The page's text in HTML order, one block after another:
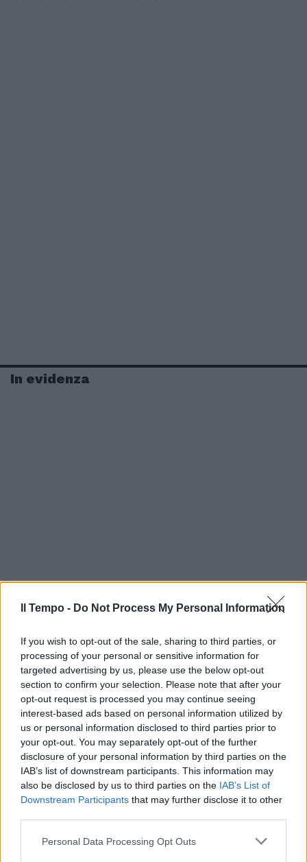
Il Tempo - Do Not Process My Personal Information
If you wish to opt-out of the sale, sharing to third parties, or
processing of your personal or sensitive information for
targeted advertising by us, please use the below opt-out
section to confirm your selection. Please note that after your
opt-out request is processed you may continue seeing
interest-based ads based on personal information utilized by
us or personal information disclosed to third parties prior to
your opt-out. You may separately opt-out of the further
disclosure of your personal information by third parties on the
IAB’s list of downstream participants. This information may
also be disclosed by us to third parties on the IAB’s List of
Downstream Participants that may further disclose it to other
Personal Data Processing Opt Outs
In evidenza